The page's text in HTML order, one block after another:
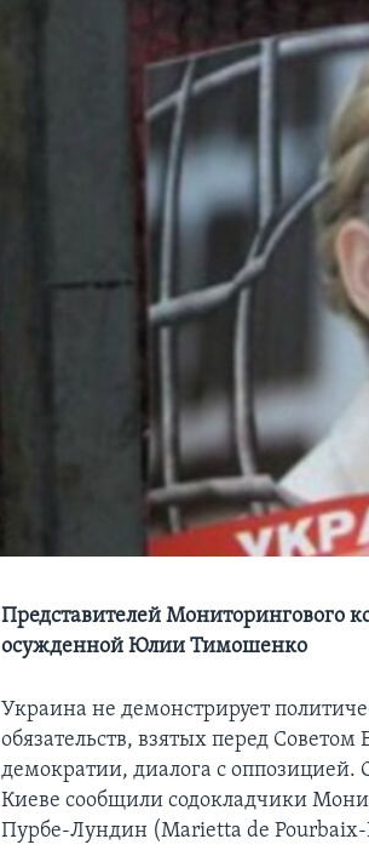
Представителей Мониторингового
осужденной Юлии Тимошенко
Украина не демонстрирует
обязательств, взятых перед
демократии, диалога с оппозицией.
Киеве сообщили содокладчики
Пурбе-Лундин (Marietta de